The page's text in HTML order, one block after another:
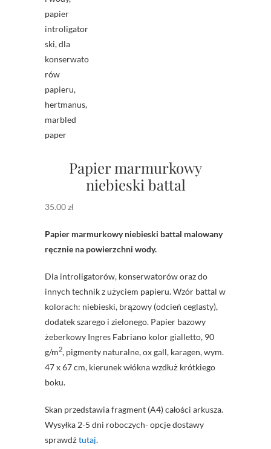
Papier marmurkowy
niebieski battal
35.00zł
Papier marmurkowy niebieski battal malowany
ręcznie na powierzchni wody.
Dla introligatorów, konserwatorów oraz do
innych technik z użyciem papieru. Wzór battal w
kolorach: niebieski, brązowy (odcień ceglasty),
dodatek szarego i zielonego. Papier bazowy
żeberkowy Ingres Fabriano kolor gialletto, 90
g/m2, pigmenty naturalne, ox gall, karagen, wym.
47 x 67 cm, kierunek włókna wzdłuż krótkiego
boku.
Skan przedstawia fragment (A4) całości arkusza.
Wysyłka 2-5 dni roboczych- opcje dostawy
sprawdźtutaj.